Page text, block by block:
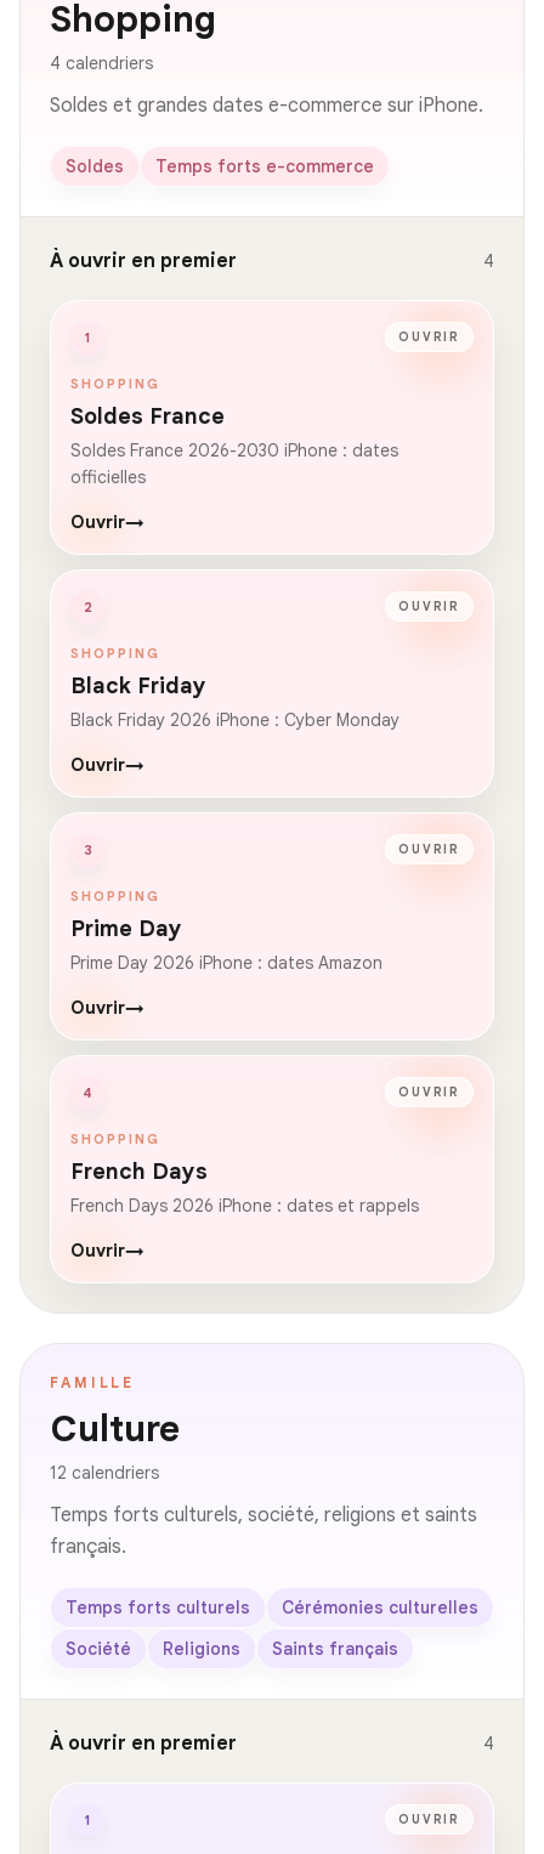
Shopping
4 calendriers
Soldes et grandes dates e-commerce sur iPhone.
Soldes Temps forts e-commerce
À ouvrir en premier 4
1 OUVRIR
SHOPPING
Soldes France
Soldes France 2026-2030 iPhone : dates
officielles
Ouvrir→
2 OUVRIR
SHOPPING
Black Friday
Black Friday 2026 iPhone : Cyber Monday
Ouvrir→
3 OUVRIR
SHOPPING
Prime Day
Prime Day 2026 iPhone : dates Amazon
Ouvrir→
4 OUVRIR
SHOPPING
French Days
French Days 2026 iPhone : dates et rappels
Ouvrir→
FAMILLE
Culture
12 calendriers
Temps forts culturels, société, religions et saints
français.
Temps forts culturels
Cérémonies culturelles
Société
Religions Saints français
À ouvrir en premier 4
1 OUVRIR